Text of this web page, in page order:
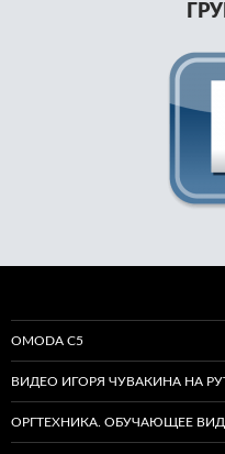
OMODA C5
ВИДЕО ИГОРЯ ЧУВАКИНА НА
ОРГТЕХНИКА. ОБУЧАЮЩЕЕ